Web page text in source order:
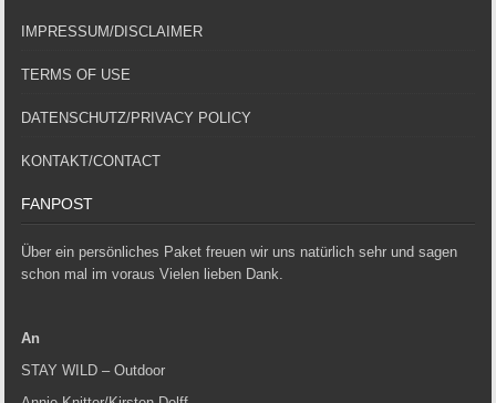
IMPRESSUM/DISCLAIMER
TERMS OF USE
DATENSCHUTZ/PRIVACY POLICY
KONTAKT/CONTACT
FANPOST
Über ein persönliches Paket freuen wir uns natürlich sehr und sagen
schon mal im voraus Vielen lieben Dank.
An
STAY WILD – Outdoor